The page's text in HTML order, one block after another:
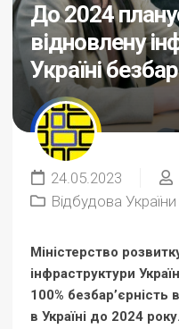
До 2024
відновлену
Україні
24.05.2023
Відбудова України
Міністерство
інфраструктури
100% безбар’єрність
в Україні до 2024